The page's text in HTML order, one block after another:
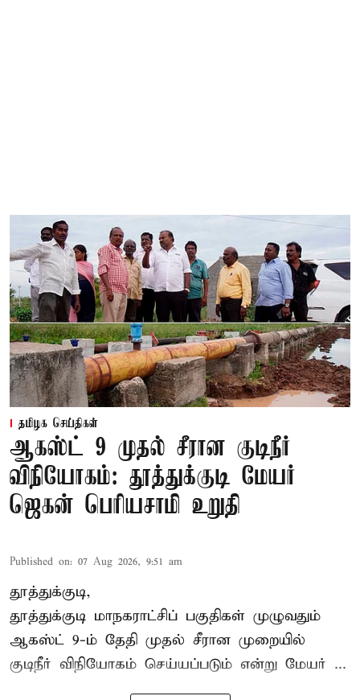
தமிழக செய்திகள்
ஆகஸ்ட் 9 முதல் சீரான குடிநீர்
விநியோகம்: தூத்துக்குடி மேயர்
ஜெகன் பெரியசாமி உறுதி
Published on: 07 Aug 2026, 9:51 am
தூத்துக்குடி,
தூத்துக்குடி மாநகராட்சிப் பகுதிகள் முழுவதும்
ஆகஸ்ட் 9-ம் தேதி முதல் சீரான முறையில்
குடிநீர் விநியோகம் செய்யப்படும் என்று மேயர் ...